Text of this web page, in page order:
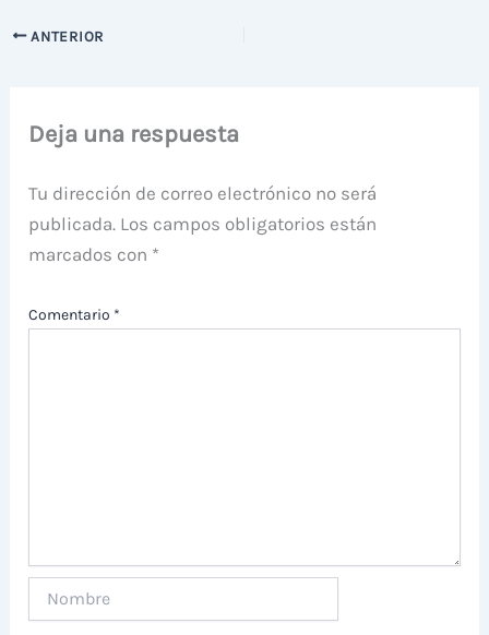
ANTERIOR
Deja una respuesta
Tu dirección de correo electrónico no será
publicada. Los campos obligatorios están
marcados con *
Comentario *